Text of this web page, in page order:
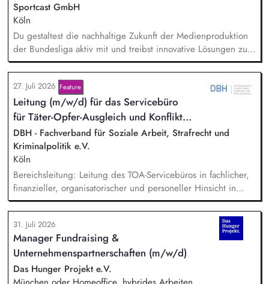
Sportcast GmbH
Köln
Du gestaltest die nachhaltige Zukunft der Medienproduktion
der Bundesliga aktiv mit und treibst innovative Lösungen zur
Reduzierung von Emissionen voran. Dein Fokus liegt auf der
Evaluierung von Reduktionspotentialen von TV-
Produktionskonzepten hinsichtlich Co2e-Fußabdruck,
Durchführung einer Machbarkeitsstudie zur emissionsfreien
USV-Stromversorgung sowie der Koordination interner und
externer Stakeholder.
27. Juli 2026 Feature
Lei­tung (m/w/d) für das Servicebüro
für Tä­ter-Op­fer-Aus­gleich und Kon­flikt­...
DBH - Fachverband für Soziale Arbeit, Strafrecht und
Kriminalpolitik e.V.
Köln
Bereichsleitung: Leitung des TOA-Servicebüros in fachlicher,
finanzieller, organisatorischer und personeller Hinsicht in
Abstimmung mit der Geschäftsführung. Teamführung:
Personalverantwortung für zwei Mitarbeitende. Strategische
Organisationsentwicklung: Sie verantworten die strategische
und organisatorische Weiterentwicklung des TOA-
Servicebüros in den Bereichen Fortbildung, Information und
Qualitätssicherung. Projektmanagement: Verantwortliche
Planung, Budgetierung und Projektcontrolling im Rahmen
31. Juli 2026
Manager Fundraising &
Unternehmenspartnerschaften (m/w/d)
Das Hunger Projekt e.V.